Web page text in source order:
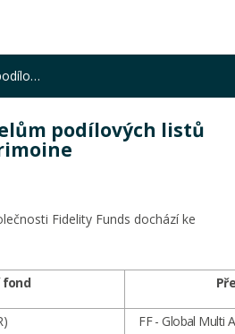
Oznámení držitelům podílových listů FF - Fidelity Patrimoine
podílových listů
Fidelity Funds dochází ke
fond
FF - Global Multi